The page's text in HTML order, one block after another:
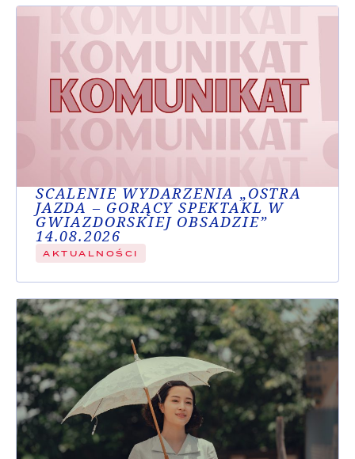
możecie potrzebować – zabawne komedie, wzruszające
SCALENIE WYDARZENIA „OSTRA
JAZDA – GORĄCY SPEKTAKL W
GWIAZDORSKIEJ OBSADZIE”
14.08.2026
AKTUALNOŚCI